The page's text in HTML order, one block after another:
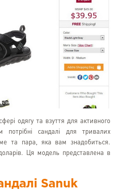
одягу та взуття для активного
сандалі для тривалих
та пара, яка вам знадобиться.
Ця модель представлена в
Sanuk